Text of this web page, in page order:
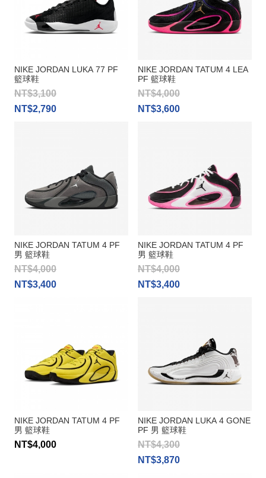
NIKE JORDAN LUKA 77 PF
籃球鞋
NT$3,100
NT$2,790
NIKE JORDAN TATUM 4 LEA
PF 籃球鞋
NT$4,000
NT$3,600
NIKE JORDAN TATUM 4 PF
男 籃球鞋
NT$4,000
NT$3,400
NIKE JORDAN TATUM 4 PF
男 籃球鞋
NT$4,000
NT$3,400
NIKE JORDAN TATUM 4 PF
男 籃球鞋
NT$4,000
NIKE JORDAN LUKA 4 GONE
PF 男 籃球鞋
NT$4,300
NT$3,870